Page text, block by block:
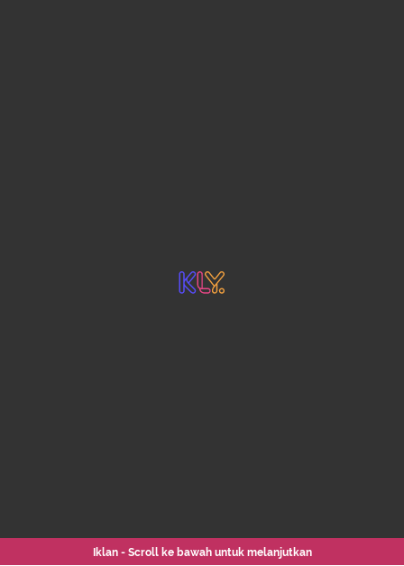
Iklan - Scroll ke bawah untuk melanjutkan